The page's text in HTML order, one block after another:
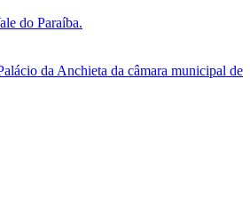
do Paraíba.
da Anchieta da câmara municipal de